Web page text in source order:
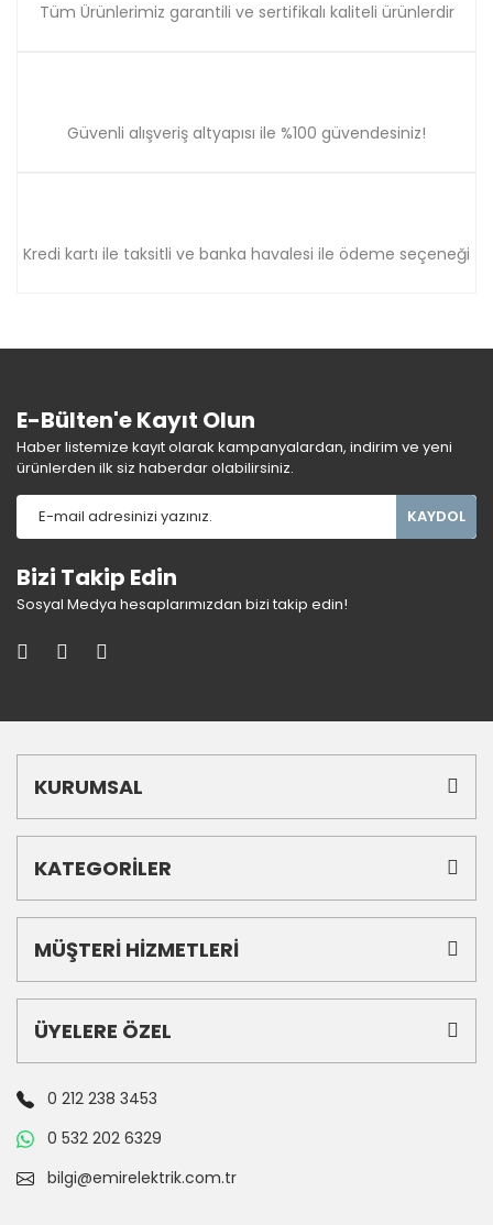
Tüm Ürünlerimiz garantili ve sertifikalı kaliteli ürünlerdir
Güvenli alışveriş altyapısı ile %100 güvendesiniz!
Kredi kartı ile taksitli ve banka havalesi ile ödeme seçeneği
E-Bülten'e Kayıt Olun
Haber listemize kayıt olarak kampanyalardan, indirim ve yeni
ürünlerden ilk siz haberdar olabilirsiniz.
KAYDOL
Bizi Takip Edin
Sosyal Medya hesaplarımızdan bizi takip edin!
KURUMSAL
KATEGORİLER
MÜŞTERİ HİZMETLERİ
ÜYELERE ÖZEL
0 212 238 3453
0 532 202 6329
bilgi@emirelektrik.com.tr